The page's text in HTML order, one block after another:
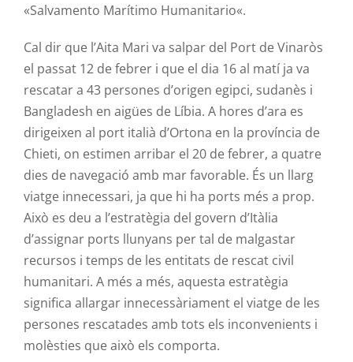
«Salvamento Marítimo Humanitario«.
Cal dir que l’Aita Mari va salpar del Port de Vinaròs
el passat 12 de febrer i que el dia 16 al matí ja va
rescatar a 43 persones d’origen egipci, sudanès i
Bangladesh en aigües de Líbia. A hores d’ara es
dirigeixen al port italià d’Ortona en la província de
Chieti, on estimen arribar el 20 de febrer, a quatre
dies de navegació amb mar favorable. És un llarg
viatge innecessari, ja que hi ha ports més a prop.
Això es deu a l’estratègia del govern d’Itàlia
d’assignar ports llunyans per tal de malgastar
recursos i temps de les entitats de rescat civil
humanitari. A més a més, aquesta estratègia
significa allargar innecessàriament el viatge de les
persones rescatades amb tots els inconvenients i
molèsties que això els comporta.